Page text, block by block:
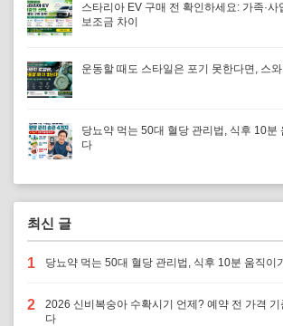
스타리아 EV 구매 전 확인하세요: 가족·사
보조금 차이
운동할 때도 스타일은 포기 못한다면, 스
당뇨약 먹는 50대 혈당 관리법, 식후 10분
다
최신 글
1 당뇨약 먹는 50대 혈당 관리법, 식후 10분 움직이
2
2026 신비복숭아 수확시기 언제? 예약 전 가격 기
다